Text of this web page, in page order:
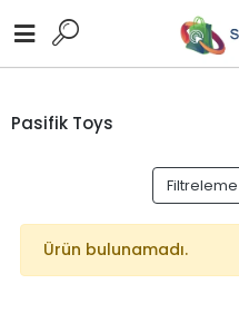
Pasifik Toys
Filtreleme
Ürün bulunamadı.